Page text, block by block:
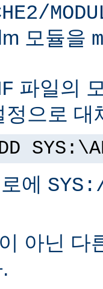
모듈을
파일의
정으로 대
에
아닌 다